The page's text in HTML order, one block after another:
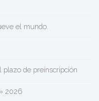
el mundo.
de preinscripción
2026